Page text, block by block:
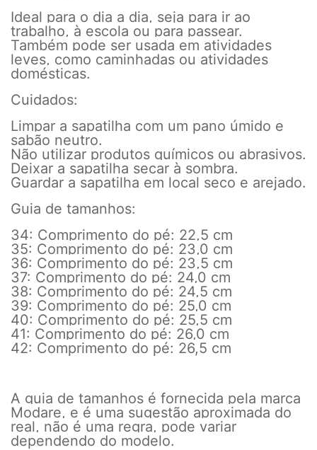
Ideal para o dia a dia, seja para ir ao
trabalho, à escola ou para passear.
Também pode ser usada em atividades
leves, como caminhadas ou atividades
domésticas.
Cuidados:
Limpar a sapatilha com um pano úmido e
sabão neutro.
Não utilizar produtos químicos ou abrasivos.
Deixar a sapatilha secar à sombra.
Guardar a sapatilha em local seco e arejado.
Guia de tamanhos:
34: Comprimento do pé: 22,5 cm
35: Comprimento do pé: 23,0 cm
36: Comprimento do pé: 23,5 cm
37: Comprimento do pé: 24,0 cm
38: Comprimento do pé: 24,5 cm
39: Comprimento do pé: 25,0 cm
40: Comprimento do pé: 25,5 cm
41: Comprimento do pé: 26,0 cm
42: Comprimento do pé: 26,5 cm
A guia de tamanhos é fornecida pela marca
Modare, e é uma sugestão aproximada do
real, não é uma regra, pode variar
dependendo do modelo.